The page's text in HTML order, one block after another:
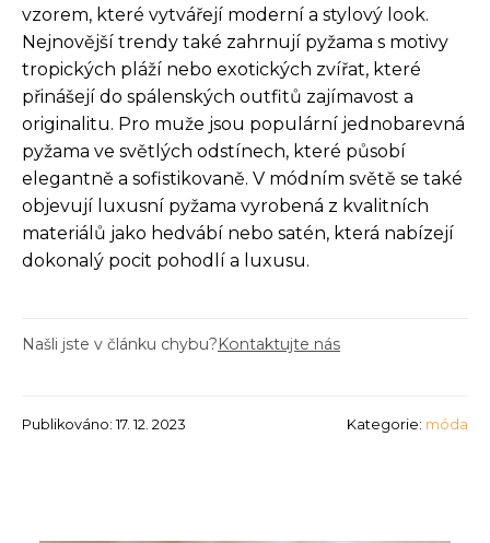
vzorem, které vytvářejí moderní a stylový look.
Nejnovější trendy také zahrnují pyžama s motivy
tropických pláží nebo exotických zvířat, které
přinášejí do spálenských outfitů zajímavost a
originalitu. Pro muže jsou populární jednobarevná
pyžama ve světlých odstínech, které působí
elegantně a sofistikovaně. V módním světě se také
objevují luxusní pyžama vyrobená z kvalitních
materiálů jako hedvábí nebo satén, která nabízejí
dokonalý pocit pohodlí a luxusu.
Našli jste v článku chybu?Kontaktujte nás
Publikováno: 17. 12. 2023 Kategorie: móda